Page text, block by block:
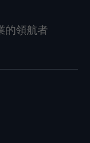
的領航者